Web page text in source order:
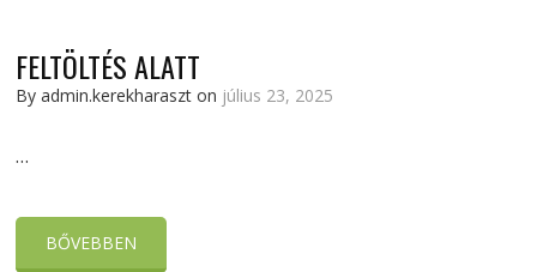
FELTÖLTÉS ALATT
By admin.kerekharaszt on július 23, 2025
…
BŐVEBBEN